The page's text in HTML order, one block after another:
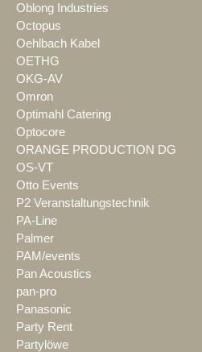
Oblong Industries
Octopus
Oehlbach Kabel
OETHG
OKG-AV
Omron
Optimahl Catering
Optocore
ORANGE PRODUCTION DG
OS-VT
Otto Events
P2 Veranstaltungstechnik
PA-Line
Palmer
PAM/events
Pan Acoustics
pan-pro
Panasonic
Party Rent
Partylöwe